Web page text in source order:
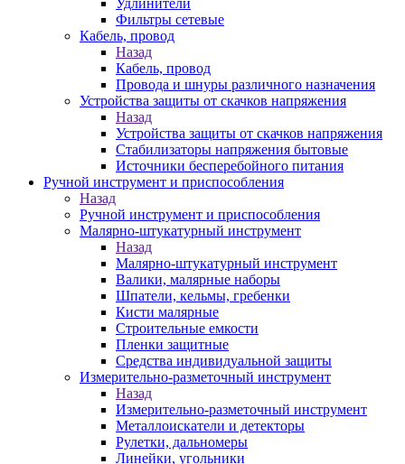
Удлинители
Фильтры сетевые
Кабель, провод
Назад
Кабель, провод
Провода и шнуры различного назначения
Устройства защиты от скачков напряжения
Назад
Устройства защиты от скачков напряжения
Стабилизаторы напряжения бытовые
Источники бесперебойного питания
Ручной инструмент и приспособления
Назад
Ручной инструмент и приспособления
Малярно-штукатурный инструмент
Назад
Малярно-штукатурный инструмент
Валики, малярные наборы
Шпатели, кельмы, гребенки
Кисти малярные
Строительные емкости
Пленки защитные
Средства индивидуальной защиты
Измерительно-разметочный инструмент
Назад
Измерительно-разметочный инструмент
Металлоискатели и детекторы
Рулетки, дальномеры
Линейки, угольники